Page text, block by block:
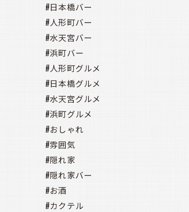
#日本橋バー
#人形町バー
#水天宮バー
#浜町バー
#人形町グルメ
#日本橋グルメ
#水天宮グルメ
#浜町グルメ
#おしゃれ
#雰囲気
#隠れ家
#隠れ家バー
#お酒
#カクテル